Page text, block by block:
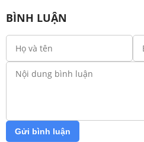
BÌNH LUẬN
Gửi bình luận